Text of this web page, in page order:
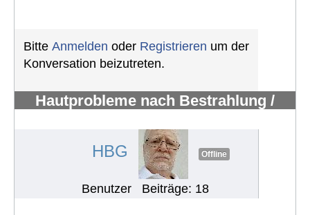
Bitte Anmelden oder Registrieren um der
Konversation beizutreten.
Hautprobleme nach Bestrahlung /
HBG Offline
Benutzer Beiträge: 18